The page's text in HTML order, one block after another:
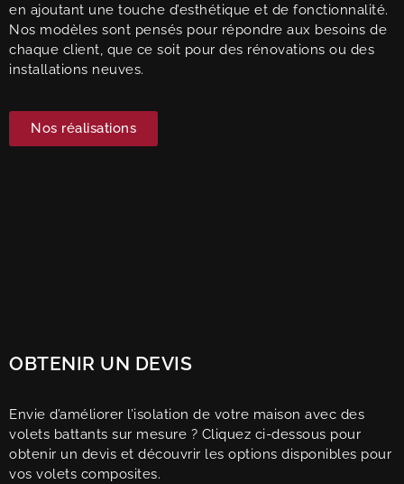
en ajoutant une touche d’esthétique et de fonctionnalité.
Nos modèles sont pensés pour répondre aux besoins de
chaque client, que ce soit pour des rénovations ou des
installations neuves.
Nos réalisations
OBTENIR UN DEVIS
Envie d’améliorer l’isolation de votre maison avec des
volets battants sur mesure ? Cliquez ci-dessous pour
obtenir un devis et découvrir les options disponibles pour
vos volets composites.